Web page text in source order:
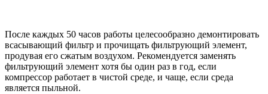
После каждых 50 часов работы целесообразно демонтировать
всасывающий фильтр и прочищать фильтрующий элемент,
продувая его сжатым воздухом. Рекомендуется заменять
фильтрующий элемент хотя бы один раз в год, если
компрессор работает в чистой среде, и чаще, если среда
является пыльной.